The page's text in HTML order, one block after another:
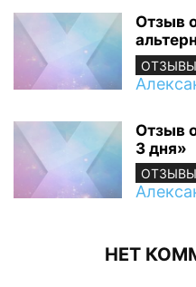
Отзыв
Отзыв
3 дня»
НЕТ